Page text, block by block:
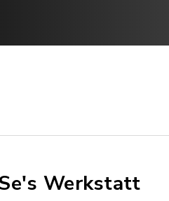
Werkstatt